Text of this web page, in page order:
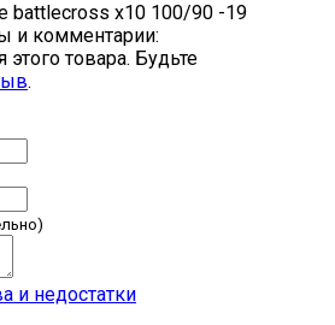
battlecross x10 100/90 -19
и комментарии:
товара. Будьте
.
и недостатки